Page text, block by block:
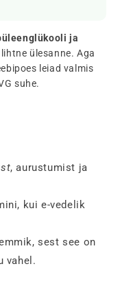
ja
ülesanne. Aga
leiad valmis
suhe.
, aurustumist ja
kui e-vedelik
sest see on
vahel.